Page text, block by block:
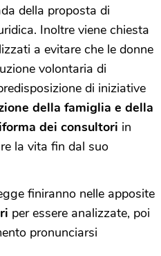
della proposta di
Inoltre viene chiesta
a evitare che le donne
volontaria di
di iniziative
della famiglia e della
dei consultori in
la vita fin dal suo
finiranno nelle apposite
per essere analizzate, poi
pronunciarsi